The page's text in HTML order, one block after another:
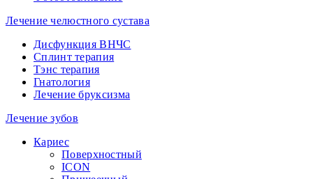
Лечение челюстного сустава
Дисфункция ВНЧС
Сплинт терапия
Тэнс терапия
Гнатология
Лечение бруксизма
Лечение зубов
Кариес
Поверхностный
ICON